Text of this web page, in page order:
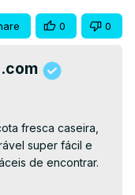
0 0
fresca caseira,
super fácil e
de encontrar.